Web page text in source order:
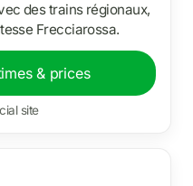
des trains régionaux,
Frecciarossa.
& prices
site